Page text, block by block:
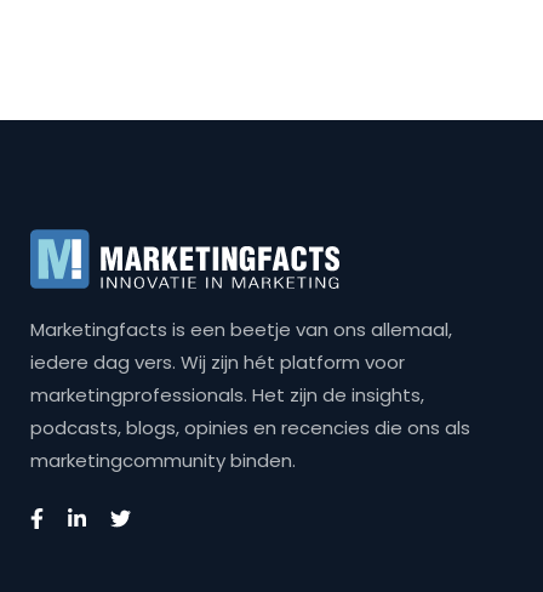
Marketingfacts is een beetje van ons allemaal,
iedere dag vers. Wij zijn hét platform voor
marketingprofessionals. Het zijn de insights,
podcasts, blogs, opinies en recencies die ons als
marketingcommunity binden.